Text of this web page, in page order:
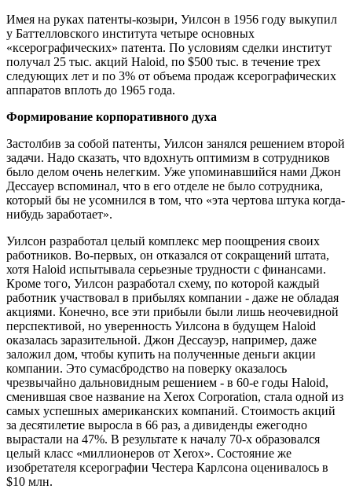
Имея на руках патенты-козыри, Уилсон в 1956 году выкупил
у Баттелловского института четыре основных
«ксерографических» патента. По условиям сделки институт
получал 25 тыс. акций Haloid, по $500 тыс. в течение трех
следующих лет и по 3% от объема продаж ксерографических
аппаратов вплоть до 1965 года.
Формирование корпоративного духа
Застолбив за собой патенты, Уилсон занялся решением второй
задачи. Надо сказать, что вдохнуть оптимизм в сотрудников
было делом очень нелегким. Уже упоминавшийся нами Джон
Дессауер вспоминал, что в его отделе не было сотрудника,
который бы не усомнился в том, что «эта чертова штука когда-
нибудь заработает».
Уилсон разработал целый комплекс мер поощрения своих
работников. Во-первых, он отказался от сокращений штата,
хотя Haloid испытывала серьезные трудности с финансами.
Кроме того, Уилсон разработал схему, по которой каждый
работник участвовал в прибылях компании - даже не обладая
акциями. Конечно, все эти прибыли были лишь неочевидной
перспективой, но уверенность Уилсона в будущем Haloid
оказалась заразительной. Джон Дессауэр, например, даже
заложил дом, чтобы купить на полученные деньги акции
компании. Это сумасбродство на поверку оказалось
чрезвычайно дальновидным решением - в 60-е годы Haloid,
сменившая свое название на Xerox Corporation, стала одной из
самых успешных американских компаний. Стоимость акций
за десятилетие выросла в 66 раз, а дивиденды ежегодно
вырастали на 47%. В результате к началу 70-х образовался
целый класс «миллионеров от Xerox». Состояние же
изобретателя ксерографии Честера Карлсона оценивалось в
$10 млн.